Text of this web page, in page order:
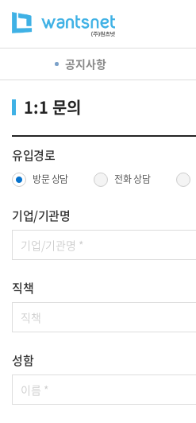
공지사항
1:1 문의
유입경로
방문 상담 전화 상담
기업/기관명
직책
성함